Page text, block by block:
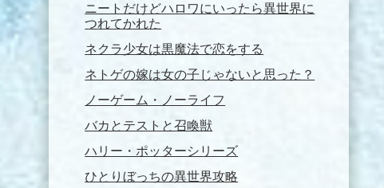
ニートだけどハロワにいったら異世界に
つれてかれた
ネクラ少女は黒魔法で恋をする
ネトゲの嫁は女の子じゃないと思った？
ノーゲーム・ノーライフ
バカとテストと召喚獣
ハリー・ポッターシリーズ
ひとりぼっちの異世界攻略